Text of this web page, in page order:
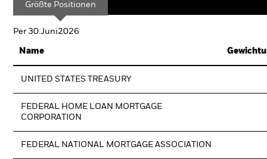
Größte Positionen
Per 30.Juni2026
Name
UNITED STATES TREASURY
FEDERAL HOME LOAN MORTGAGE
CORPORATION
FEDERAL NATIONAL MORTGAGE ASSOCIATION